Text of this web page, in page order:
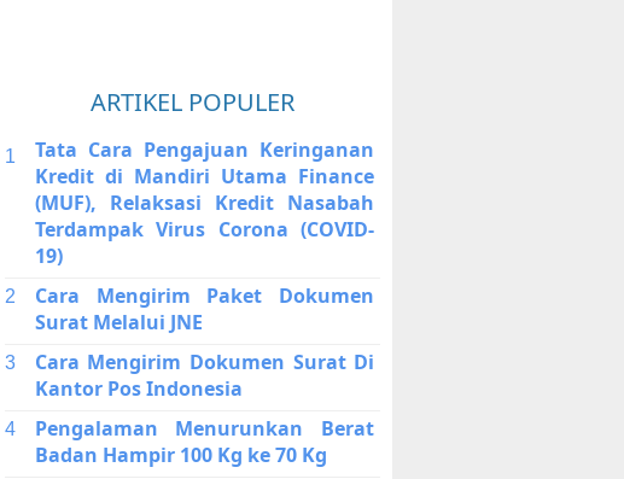
ARTIKEL POPULER
Tata Cara Pengajuan Keringanan
Kredit di Mandiri Utama Finance
(MUF), Relaksasi Kredit Nasabah
Terdampak Virus Corona (COVID-
19)
Cara Mengirim Paket Dokumen
Surat Melalui JNE
Cara Mengirim Dokumen Surat Di
Kantor Pos Indonesia
Pengalaman Menurunkan Berat
Badan Hampir 100 Kg ke 70 Kg